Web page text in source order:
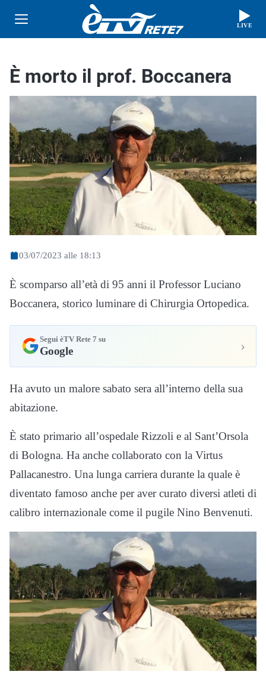
LIVE
È morto il prof. Boccanera
03/07/2023 alle 18:13
È scomparso all’età di 95 anni il Professor Luciano
Boccanera, storico luminare di Chirurgia Ortopedica.
Segui èTV Rete 7 su
Google ›
Ha avuto un malore sabato sera all’interno della sua
abitazione.
È stato primario all’ospedale Rizzoli e al Sant’Orsola
di Bologna. Ha anche collaborato con la Virtus
Pallacanestro. Una lunga carriera durante la quale è
diventato famoso anche per aver curato diversi atleti di
calibro internazionale come il pugile Nino Benvenuti.